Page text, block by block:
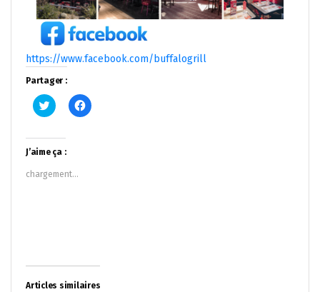
https://www.facebook.com/buffalogrill
Partager :
Cliquez
pour
Twitter(ouvre
dans
une
nouvelle
fenêtre)
Cliquez
pour
J’aime ça :
chargement…
Articles similaires